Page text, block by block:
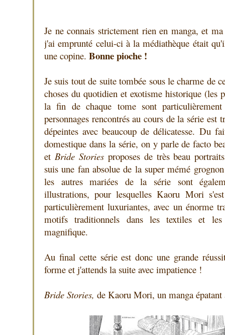
Je ne connais strictement rien en manga, et
j'ai emprunté celui-ci à la médiathèque était
une copine. Bonne pioche !
Je suis tout de suite tombée sous le charme de
choses du quotidien et exotisme historique (les
la fin de chaque tome sont
personnages rencontrés au cours de la série est
dépeintes avec beaucoup de délicatesse. Du
domestique dans la série, on y parle de facto
et Bride Storiesproposes de très beau
suis une fan absolue de la super mémé
les autres mariées de la série sont
illustrations, pour lesquelles Kaoru Mori
particulièrement luxuriantes, avec un énorme
motifs traditionnels dans les textiles et
magnifique.
Au final cette série est donc une grande
forme et j'attends la suite avec impatience !
Bride Stories, de Kaoru Mori, un manga épatant